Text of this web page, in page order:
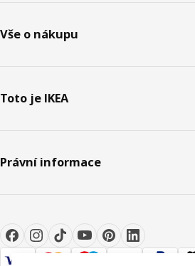
Vše o nákupu
Toto je IKEA
Právní informace